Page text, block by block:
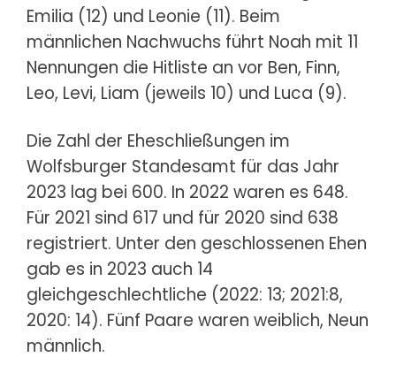
Emilia (12) und Leonie (11). Beim
männlichen Nachwuchs führt Noah mit 11
Nennungen die Hitliste an vor Ben, Finn,
Leo, Levi, Liam (jeweils 10) und Luca (9).
Die Zahl der Eheschließungen im
Wolfsburger Standesamt für das Jahr
2023 lag bei 600. In 2022 waren es 648.
Für 2021 sind 617 und für 2020 sind 638
registriert. Unter den geschlossenen Ehen
gab es in 2023 auch 14
gleichgeschlechtliche (2022: 13; 2021:8,
2020: 14). Fünf Paare waren weiblich, Neun
männlich.